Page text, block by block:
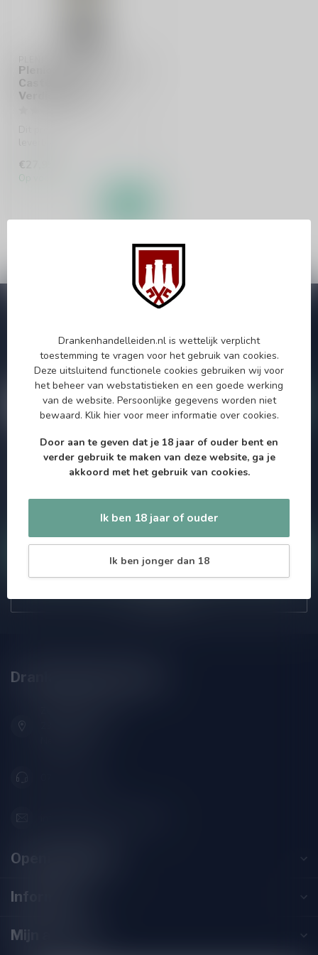
Plenio Riserva Classico
Castelli di Jesi
Verdicchio 75cl
€27,95
Op voorraad
Meer informatie
Als je vragen hebt over onze producten of jouw aankoop, bezoek
bedrijfsgegevens, antwoorden op veelgestelde vragen en
verschillende manieren om contact met ons op te nemen.
Onze winkel
Abonneer je op onze nieuwsbrief
aanbiedingen. Die wil je toch niet missen!? We versturen
maximaal één keer per maand een mailing dus geen zorgen over
onnodige spam!
Drankenhandel Leiden
Openingstijden
Informatie
Mijn account
Drankenhandelleiden.nl is wettelijk verplicht
toestemming te vragen voor het gebruik van cookies.
Deze uitsluitend functionele cookies gebruiken wij voor
het beheer van webstatistieken en een goede werking
van de website. Persoonlijke gegevens worden niet
bewaard. Klik hiervoor meer informatie over cookies.
Door aan te geven dat je 18 jaar of ouder bent en
verder gebruik te maken van deze website, ga je
akkoord met het gebruik van cookies.
Ik ben 18 jaar of ouder
Ik ben jonger dan 18